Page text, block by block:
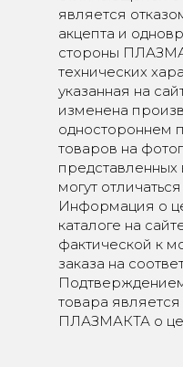
является
акцепта и
стороны
технических
указанная на
изменена
одностороннем
товаров на
представленных
могут
Информация о
каталоге на
фактической к
заказа на
товара
ПЛАЗМАКТА о